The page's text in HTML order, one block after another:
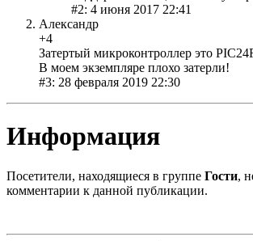
#2: 4 июня 2017 22:41
Александр
+4
Затертый микроконтроллер это
В моем экземпляре плохо затерли!
#3: 28 февраля 2019 22:30
Информация
Посетители, находящиеся в группе Гости,
комментарии к данной публикации.